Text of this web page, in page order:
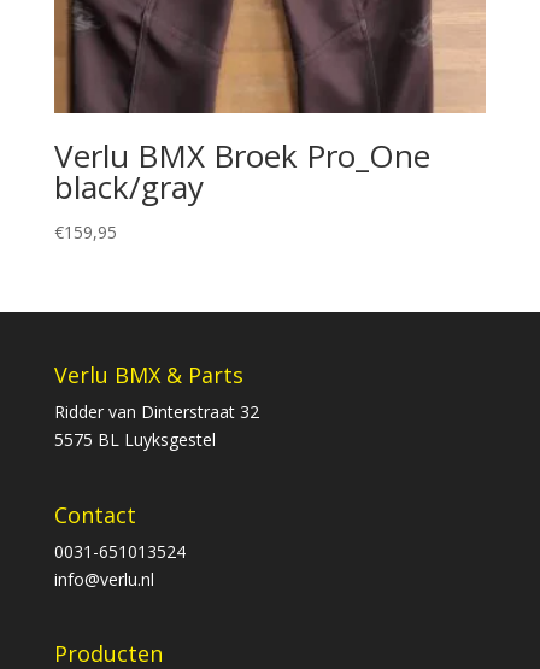
Verlu BMX Broek Pro_One
black/gray
€159,95
Verlu BMX & Parts
Ridder van Dinterstraat 32
5575 BL Luyksgestel
Contact
0031-651013524
info@verlu.nl
Producten